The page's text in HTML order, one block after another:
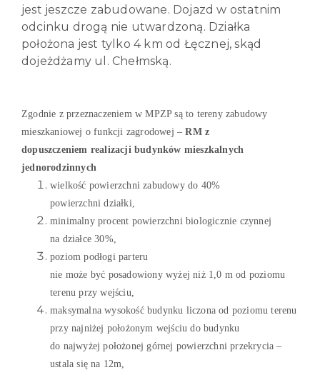
jest jeszcze zabudowane. Dojazd w ostatnim
odcinku drogą nie utwardzoną. Działka
położona jest tylko 4 km od Łęcznej, skąd
dojeżdżamy ul. Chełmską.
Zgodnie z przeznaczeniem w MPZP są to tereny zabudowy
mieszkaniowej o funkcji zagrodowej –RM z
dopuszczeniem realizacji budynków mieszkalnych
jednorodzinnych
wielkość powierzchni zabudowy do 40%
powierzchni działki,
minimalny procent powierzchni biologicznie czynnej
na działce 30%,
poziom podłogi parteru
nie może być posadowiony wyżej niż 1,0 m od poziomu
terenu przy wejściu,
maksymalna wysokość budynku liczona od poziomu terenu
przy najniżej położonym wejściu do budynku
do najwyżej położonej górnej powierzchni przekrycia –
ustala się na 12m,